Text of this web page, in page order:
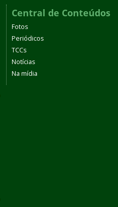
Central de Conteúdos
Fotos
Periódicos
TCCs
Notícias
Na mídia